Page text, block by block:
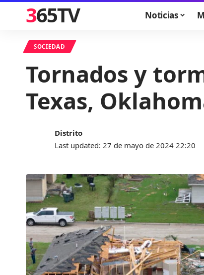
365TV Noticias
SOCIEDAD
Tornados y
Texas,
Last updated: 27 de mayo de 2024 22:20
Distrito